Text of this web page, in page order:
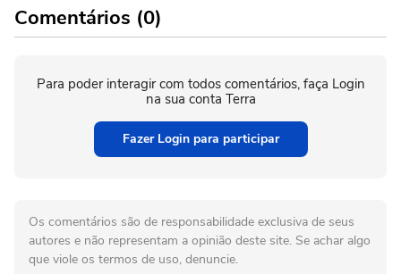
Comentários (0)
Para poder interagir com todos comentários, faça Login
na sua conta Terra
Fazer Login para participar
Os comentários são de responsabilidade exclusiva de seus
autores e não representam a opinião deste site. Se achar algo
que viole os termos de uso, denuncie.